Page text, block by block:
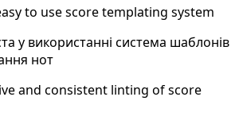
to use score templating system
у використанні система шаблонів
нот
and consistent linting of score